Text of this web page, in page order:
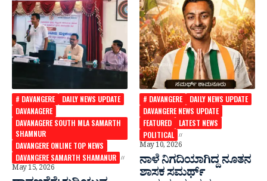
# DAVANGERE
DAILY NEWS UPDATE
DAVANAGERE
DAVANAGERE SOUTH MLA SAMARTH
SHAMNUR
DAVANGERE ONLINE TOP NEWS
DAVANGERE SAMARTH SHAMANUR
May 15, 2026
# DAVANGERE
DAILY NEWS UPDATE
DAVANGERE NEWS UPDATE
FEATURED
LATEST NEWS
POLITICAL
May 10, 2026
ನಾಳೆ ನಿಗದಿಯಾಗಿದ್ದ ನೂತನ
ಶಾಸಕ ಸಮರ್ಥ್